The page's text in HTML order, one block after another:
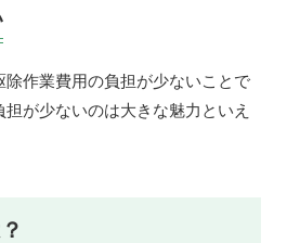
作業費用の負担が少ないことで
が少ないのは大きな魅力といえ